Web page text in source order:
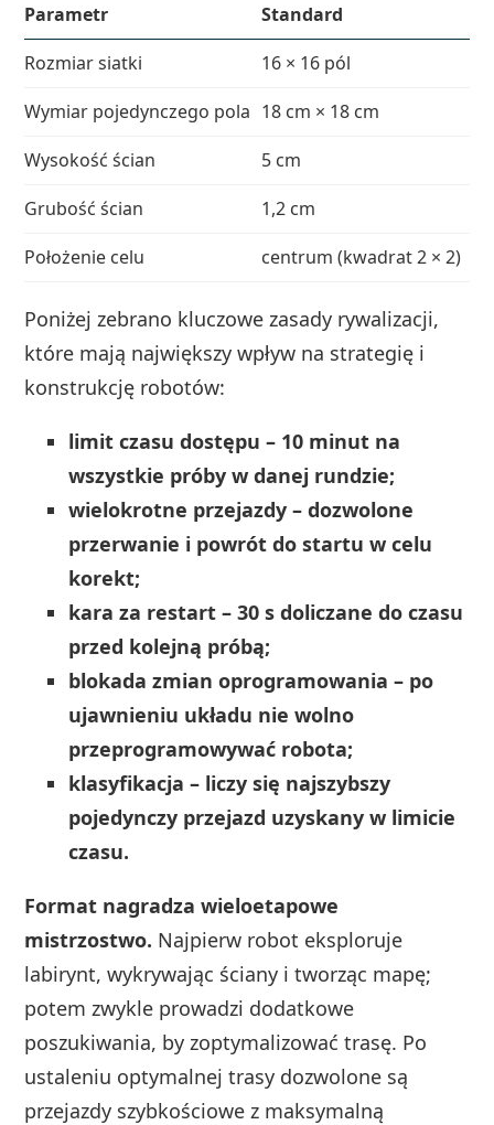
Parametr Standard
Rozmiar siatki
16 × 16 pól
Wymiar pojedynczego pola 18 cm × 18 cm
Wysokość ścian
5 cm
Grubość ścian
1,2 cm
Położenie celu
centrum (kwadrat 2 × 2)
Poniżej zebrano kluczowe zasady rywalizacji,
które mają największy wpływ na strategię i
konstrukcję robotów:
limit czasu dostępu – 10 minut na
wszystkie próby w danej rundzie;
wielokrotne przejazdy – dozwolone
przerwanie i powrót do startu w celu
korekt;
kara za restart – 30 s doliczane do czasu
przed kolejną próbą;
blokada zmian oprogramowania – po
ujawnieniu układu nie wolno
przeprogramowywać robota;
klasyfikacja – liczy się najszybszy
pojedynczy przejazd uzyskany w limicie
czasu.
Format nagradza wieloetapowe
mistrzostwo. Najpierw robot eksploruje
labirynt, wykrywając ściany i tworząc mapę;
potem zwykle prowadzi dodatkowe
poszukiwania, by zoptymalizować trasę. Po
ustaleniu optymalnej trasy dozwolone są
przejazdy szybkościowe z maksymalną